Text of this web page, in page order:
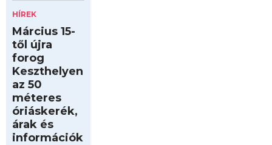
HÍREK
Március 15-
től újra
forog
Keszthelyen
az 50
méteres
óriáskerék,
árak és
információk